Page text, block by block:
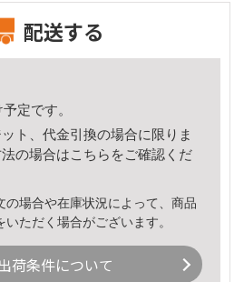
配送する
定です。
ト、代金引換の場合に限りま
の場合はこちら をご確認くだ
場合や在庫状況によって、商品
ただく場合がございます。
荷条件について